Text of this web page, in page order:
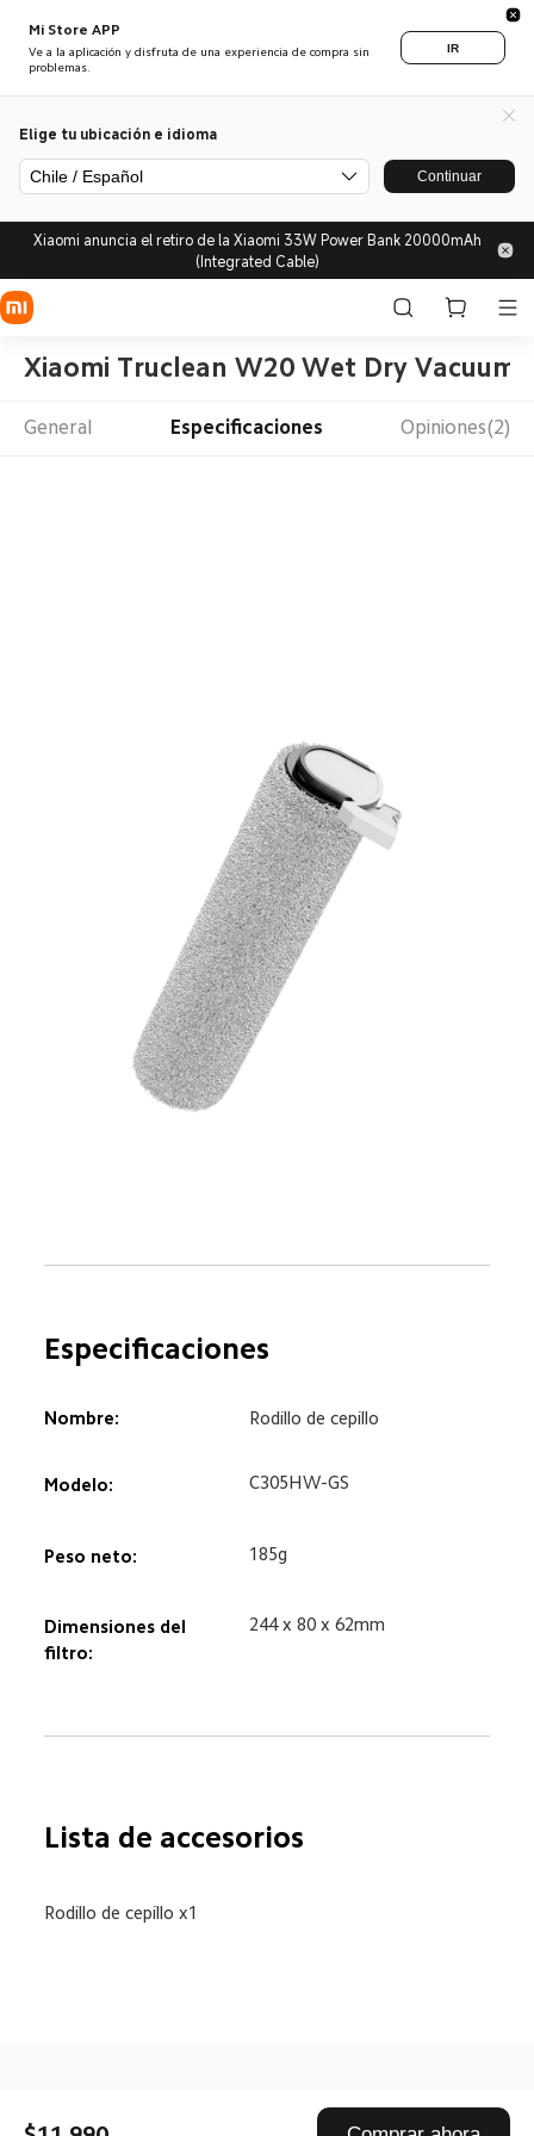
Mi Store APP
Ve a la aplicación y disfruta de una experiencia de compra sin
problemas.
IR
Elige tu ubicación e idioma
Chile / Español Continuar
Xiaomi anuncia el retiro de la Xiaomi 33W Power Bank 20000mAh
(Integrated Cable)
Xiaomi Truclean W20 Wet Dry Vacuum
General Especificaciones Opiniones(2)
Especificaciones
Nombre: Rodillo de cepillo
Modelo: C305HW-GS
Peso neto: 185g
Dimensiones del
filtro:
244 x 80 x 62mm
Lista de accesorios
Rodillo de cepillo x1